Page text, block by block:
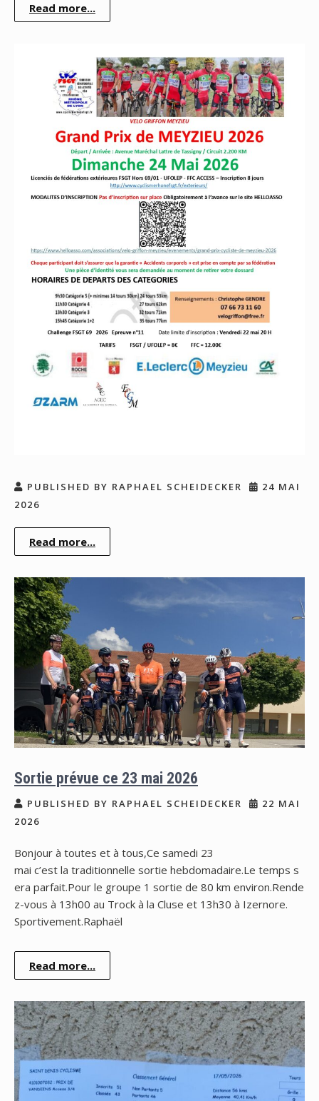
Read more...
PUBLISHED BY RAPHAEL SCHEIDECKER
24 MAI
2026
Read more...
Sortie prévue ce 23 mai 2026
PUBLISHED BY RAPHAEL SCHEIDECKER
22 MAI
2026
Bonjour à toutes et à tous,Ce samedi 23
mai c’est la traditionnelle sortie hebdomadaire.Le temps s
era parfait.Pour le groupe 1 sortie de 80 km environ.Rende
z-vous à 13h00 au Trock à la Cluse et 13h30 à Izernore.
Sportivement.Raphaël
Read more...